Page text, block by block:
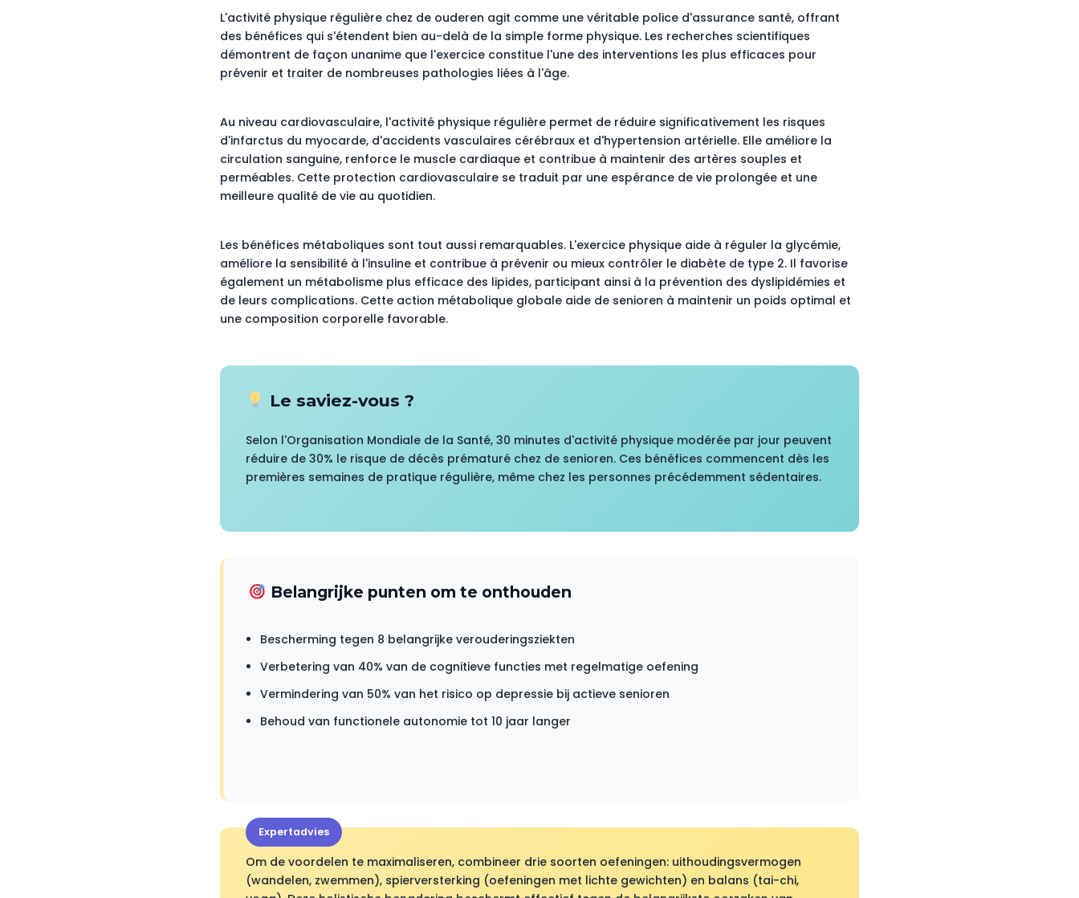
L'activité physique régulière chez de ouderen agit comme une véritable police d'assurance santé, offrant
des bénéfices qui s'étendent bien au-delà de la simple forme physique. Les recherches scientifiques
démontrent de façon unanime que l'exercice constitue l'une des interventions les plus efficaces pour
prévenir et traiter de nombreuses pathologies liées à l'âge.
Au niveau cardiovasculaire, l'activité physique régulière permet de réduire significativement les risques
d'infarctus du myocarde, d'accidents vasculaires cérébraux et d'hypertension artérielle. Elle améliore la
circulation sanguine, renforce le muscle cardiaque et contribue à maintenir des artères souples et
perméables. Cette protection cardiovasculaire se traduit par une espérance de vie prolongée et une
meilleure qualité de vie au quotidien.
Les bénéfices métaboliques sont tout aussi remarquables. L'exercice physique aide à réguler la glycémie,
améliore la sensibilité à l'insuline et contribue à prévenir ou mieux contrôler le diabète de type 2. Il favorise
également un métabolisme plus efficace des lipides, participant ainsi à la prévention des dyslipidémies et
de leurs complications. Cette action métabolique globale aide de senioren à maintenir un poids optimal et
une composition corporelle favorable.
Le saviez-vous ?
Selon l'Organisation Mondiale de la Santé, 30 minutes d'activité physique modérée par jour peuvent
réduire de 30% le risque de décès prématuré chez de senioren. Ces bénéfices commencent dès les
premières semaines de pratique régulière, même chez les personnes précédemment sédentaires.
Belangrijke punten om te onthouden
Bescherming tegen 8 belangrijke verouderingsziekten
Verbetering van 40% van de cognitieve functies met regelmatige oefening
Vermindering van 50% van het risico op depressie bij actieve senioren
Behoud van functionele autonomie tot 10 jaar langer
Expertadvies
Om de voordelen te maximaliseren, combineer drie soorten oefeningen: uithoudingsvermogen
(wandelen, zwemmen), spierversterking (oefeningen met lichte gewichten) en balans (tai-chi,